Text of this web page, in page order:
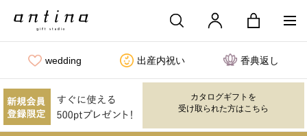
wedding 出産内祝い 香典返し
カタログギフトを
受け取られた方はこちら